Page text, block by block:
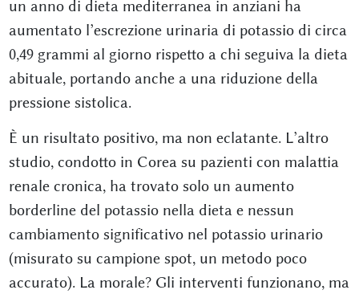
un anno di dieta mediterranea in anziani ha
aumentato l’escrezione urinaria di potassio di circa
0,49 grammi al giorno rispetto a chi seguiva la dieta
abituale, portando anche a una riduzione della
pressione sistolica.
È un risultato positivo, ma non eclatante. L’altro
studio, condotto in Corea su pazienti con malattia
renale cronica, ha trovato solo un aumento
borderline del potassio nella dieta e nessun
cambiamento significativo nel potassio urinario
(misurato su campione spot, un metodo poco
accurato). La morale? Gli interventi funzionano, ma